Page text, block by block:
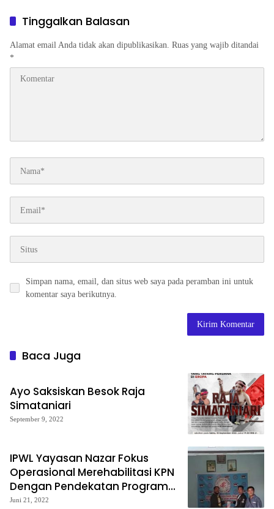
Tinggalkan Balasan
Alamat email Anda tidak akan dipublikasikan. Ruas yang wajib ditandai
*
Simpan nama, email, dan situs web saya pada peramban ini untuk
komentar saya berikutnya.
Baca Juga
Ayo Saksiskan Besok Raja
Simataniari
September 9, 2022
IPWL Yayasan Nazar Fokus
Operasional Merehabilitasi KPN
Dengan Pendekatan Program
BPSSC
Juni 21, 2022